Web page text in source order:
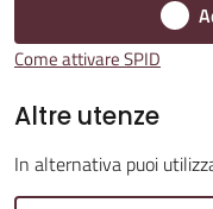
Amministrazione
Trasparente
Come attivare SPID
Altre utenze
In alternativa puoi